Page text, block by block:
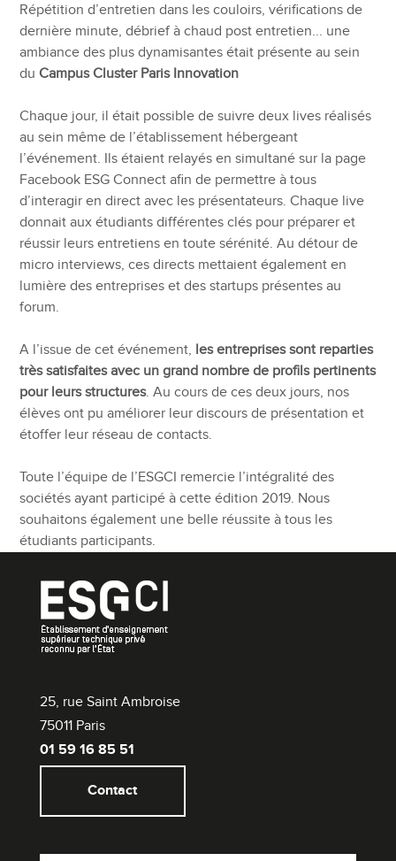
Répétition d’entretien dans les couloirs, vérifications de
dernière minute, débrief à chaud post entretien... une
ambiance des plus dynamisantes était présente au sein
duCampus Cluster Paris Innovation
Chaque jour, il était possible de suivre deux lives réalisés
au sein même de l’établissement hébergeant
l’événement. Ils étaient relayés en simultané sur la page
Facebook ESG Connect afin de permettre à tous
d’interagir en direct avec les présentateurs. Chaque live
donnait aux étudiants différentes clés pour préparer et
réussir leurs entretiens en toute sérénité. Au détour de
micro interviews, ces directs mettaient également en
lumière des entreprises et des startups présentes au
forum.
A l’issue de cet événement, les entreprises sont reparties
très satisfaites avec un grand nombre de profils pertinents
pour leurs structures. Au cours de ces deux jours, nos
élèves ont pu améliorer leur discours de présentation et
étoffer leur réseau de contacts.
Toute l’équipe de l’ESGCI remercie l’intégralité des
sociétés ayant participé à cette édition 2019. Nous
souhaitons également une belle réussite à tous les
étudiants participants.
25, rue Saint Ambroise
75011 Paris
01 59 16 85 51
Contact